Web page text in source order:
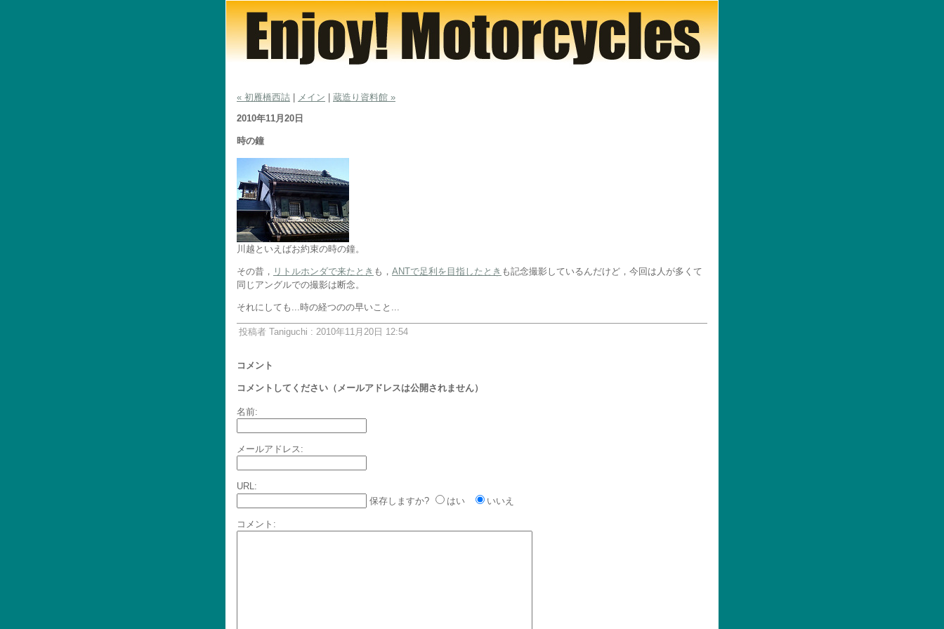
« 初雁橋西詰 メイン
蔵造り資料館 »
2010年11月20日
時の鐘
川越といえばお約束の時の鐘。
その昔， リトルホンダで来たとき も， ANTで足利を目指したとき も記念撮影しているんだけど，今回は人が多くて
同じアングルでの撮影は断念。
それにしても...時の経つのの早いこと...
投稿者 Taniguchi : 2010年11月20日 12:54
コメント
コメントしてください（メールアドレスは公開されません）
名前:
メールアドレス:
URL:
保存しますか?
はい いいえ
コメント: